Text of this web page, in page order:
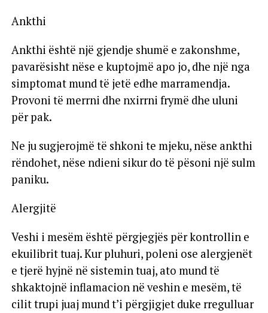
Ankthi
Ankthi është një gjendje shumë e zakonshme,
pavarësisht nëse e kuptojmë apo jo, dhe një nga
simptomat mund të jetë edhe marramendja.
Provoni të merrni dhe nxirrni frymë dhe uluni
për pak.
Ne ju sugjerojmë të shkoni te mjeku, nëse ankthi
rëndohet, nëse ndieni sikur do të pësoni një sulm
paniku.
Alergjitë
Veshi i mesëm është përgjegjës për kontrollin e
ekuilibrit tuaj. Kur pluhuri, poleni ose alergjenët
e tjerë hyjnë në sistemin tuaj, ato mund të
shkaktojnë inflamacion në veshin e mesëm, të
cilit trupi juaj mund t’i përgjigjet duke rregulluar